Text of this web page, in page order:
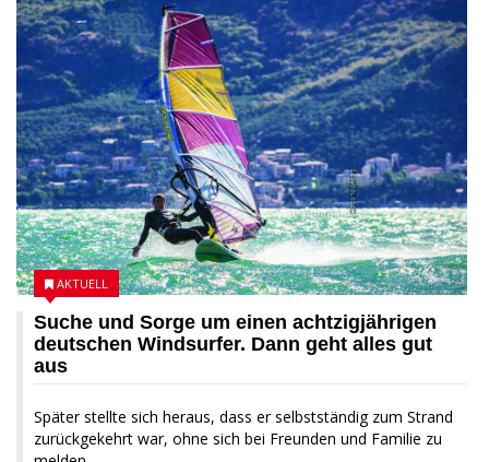
Suche und Sorge um einen achtzigjährigen
deutschen Windsurfer. Dann geht alles gut
aus
Später stellte sich heraus, dass er selbstständig zum Strand
zurückgekehrt war, ohne sich bei Freunden und Familie zu
AKTUELL